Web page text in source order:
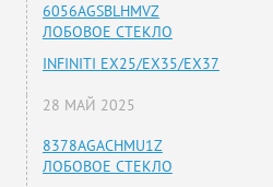
6056AGSBLHMVZ
ЛОБОВОЕ СТЕКЛО
INFINITI EX25/EX35/EX37
28 МАЙ 2025
8378AGACHMU1Z
ЛОБОВОЕ СТЕКЛО